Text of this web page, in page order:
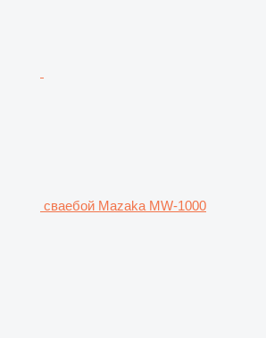
сваебой Mazaka MW-1000